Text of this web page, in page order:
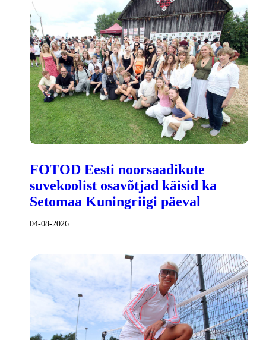
FOTOD Eesti noorsaadikute
suvekoolist osavõtjad käisid ka
Setomaa Kuningriigi päeval
04-08-2026